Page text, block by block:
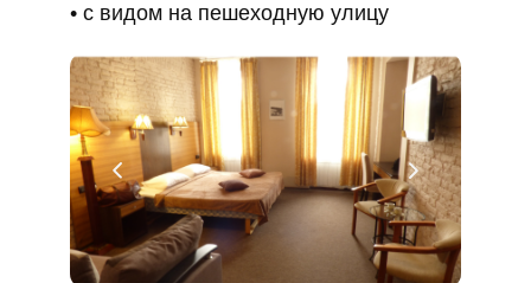
с видом на пешеходную улицу